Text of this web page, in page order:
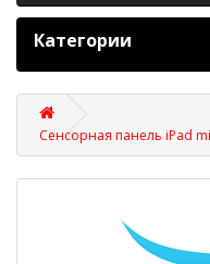
Категории
Сенсорная панель iPad